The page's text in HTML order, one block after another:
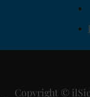
Copyright ©